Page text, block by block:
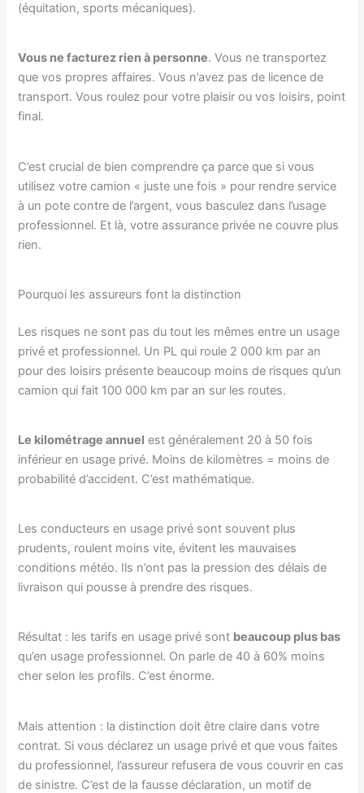
(équitation, sports mécaniques).
Vous ne facturez rien à personne. Vous ne transportez
que vos propres affaires. Vous n’avez pas de licence de
transport. Vous roulez pour votre plaisir ou vos loisirs, point
final.
C’est crucial de bien comprendre ça parce que si vous
utilisez votre camion « juste une fois » pour rendre service
à un pote contre de l’argent, vous basculez dans l’usage
professionnel. Et là, votre assurance privée ne couvre plus
rien.
Pourquoi les assureurs font la distinction
Les risques ne sont pas du tout les mêmes entre un usage
privé et professionnel. Un PL qui roule 2 000 km par an
pour des loisirs présente beaucoup moins de risques qu’un
camion qui fait 100 000 km par an sur les routes.
Le kilométrage annuel est généralement 20 à 50 fois
inférieur en usage privé. Moins de kilomètres = moins de
probabilité d’accident. C’est mathématique.
Les conducteurs en usage privé sont souvent plus
prudents, roulent moins vite, évitent les mauvaises
conditions météo. Ils n’ont pas la pression des délais de
livraison qui pousse à prendre des risques.
Résultat : les tarifs en usage privé sont beaucoup plus bas
qu’en usage professionnel. On parle de 40 à 60% moins
cher selon les profils. C’est énorme.
Mais attention : la distinction doit être claire dans votre
contrat. Si vous déclarez un usage privé et que vous faites
du professionnel, l’assureur refusera de vous couvrir en cas
de sinistre. C’est de la fausse déclaration, un motif de